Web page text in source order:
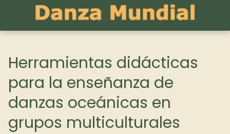
Herramientas didácticas
para la enseñanza de
danzas oceánicas en
grupos multiculturales